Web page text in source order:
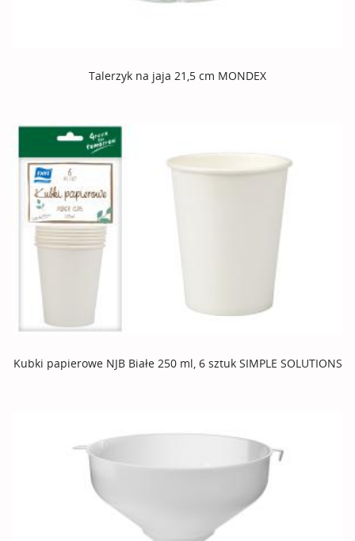
Talerzyk na jaja 21,5 cm MONDEX
Kubki papierowe NJB Białe 250 ml, 6 sztuk SIMPLE SOLUTIONS